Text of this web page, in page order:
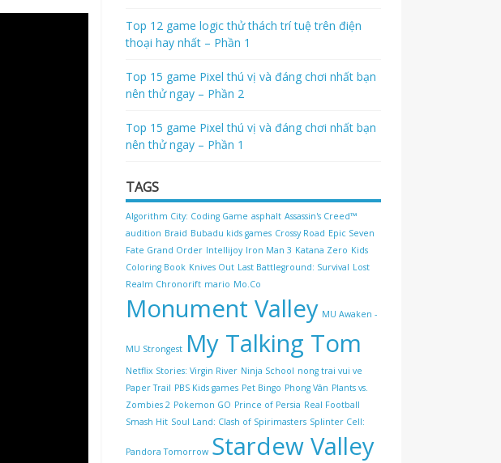
Top 12 game logic thử thách trí tuệ trên điện
thoại hay nhất – Phần 1
Top 15 game Pixel thú vị và đáng chơi nhất bạn
nên thử ngay – Phần 2
Top 15 game Pixel thú vị và đáng chơi nhất bạn
nên thử ngay – Phần 1
TAGS
Algorithm City: Coding Game asphalt Assassin's Creed™
audition Braid Bubadu kids games Crossy Road Epic Seven
Fate Grand Order Intellijoy Iron Man 3 Katana Zero Kids
Coloring Book Knives Out Last Battleground: Survival Lost
Realm Chronorift mario Mo.Co
Monument Valley MU Awaken -
MU Strongest My Talking Tom
Netflix Stories: Virgin River Ninja School nong trai vui ve
Paper Trail PBS Kids games Pet Bingo Phong Vân Plants vs.
Zombies 2 Pokemon GO Prince of Persia Real Football
Smash Hit Soul Land: Clash of Spirimasters Splinter Cell:
Pandora Tomorrow Stardew Valley